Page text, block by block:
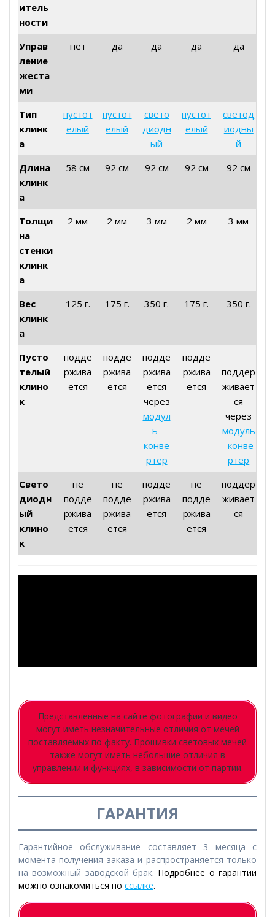
итель
ности
Управ
ление
жеста
ми
нет да да да да
Тип
клинк
а
пустот
елый
пустот
елый
свето
диодн
ый
пустот
елый
светод
иодны
й
Длина
клинк
а
58 см 92 см 92 см 92 см 92 см
Толщи
на
стенки
клинк
а
2 мм 2 мм 3 мм 2 мм 3 мм
Вес
клинк
а
125 г. 175 г. 350 г. 175 г. 350 г.
Пусто
телый
клино
к
подде
ржива
ется
подде
ржива
ется
подде
ржива
ется
через
модул
ь-
конве
ртер
подде
ржива
ется
поддер
живает
ся
через
модуль
-конве
ртер
Свето
диодн
ый
клино
к
не
подде
ржива
ется
не
подде
ржива
ется
подде
ржива
ется
не
подде
ржива
ется
поддер
живает
ся
Представленные на сайте фотографии и видео
могут иметь незначительные отличия от мечей
поставляемых по факту. Прошивки световых мечей
также могут иметь небольшие отличия в
управлении и функциях, в зависимости от партии.
ГАРАНТИЯ
Гарантийное обслуживание составляет 3 месяца с
момента получения заказа и распространяется только
на возможный заводской брак. Подробнее о гарантии
можно ознакомиться по ссылке.